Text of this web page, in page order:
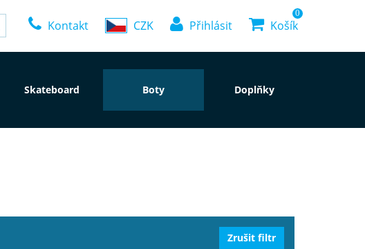
Kontakt CZK Přihlásit
0
Košík
Skateboard Boty Doplňky